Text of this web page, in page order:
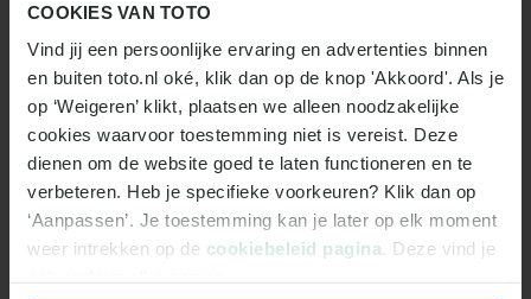
COOKIES VAN TOTO
Vind jij een persoonlijke ervaring en advertenties binnen
en buiten toto.nl oké, klik dan op de knop 'Akkoord'. Als je
op ‘Weigeren’ klikt, plaatsen we alleen noodzakelijke
cookies waarvoor toestemming niet is vereist. Deze
dienen om de website goed te laten functioneren en te
verbeteren. Heb je specifieke voorkeuren? Klik dan op
‘Aanpassen’. Je toestemming kan je later op elk moment
weer intrekken op de cookiebeleid pagina . Deze vind je